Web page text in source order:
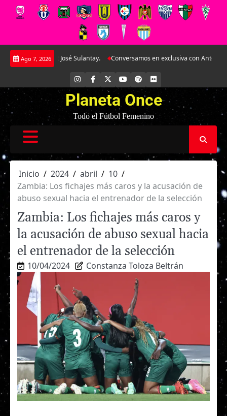
Saltar
Ago 7, 2026
Sulantay. Conversamos en exclusiva con Antonella Martínez: La joya
INSTAGRAM
FACEBOOK YOUTUBE
SPOTIFYFLICKR
Planeta Once
Todo el Fútbol Femenino
Inicio 2024 abril
10
Zambia: Los fichajes más caros y la acusación de
abuso sexual hacia el entrenador de la selección
Zambia: Los fichajes más caros y
la acusación de abuso sexual hacia
el entrenador de la selección
10/04/2024 Constanza Toloza Beltrán